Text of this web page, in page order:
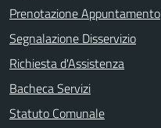
Prenotazione Appuntamento
Segnalazione Disservizio
Richiesta d'Assistenza
Bacheca Servizi
Statuto Comunale